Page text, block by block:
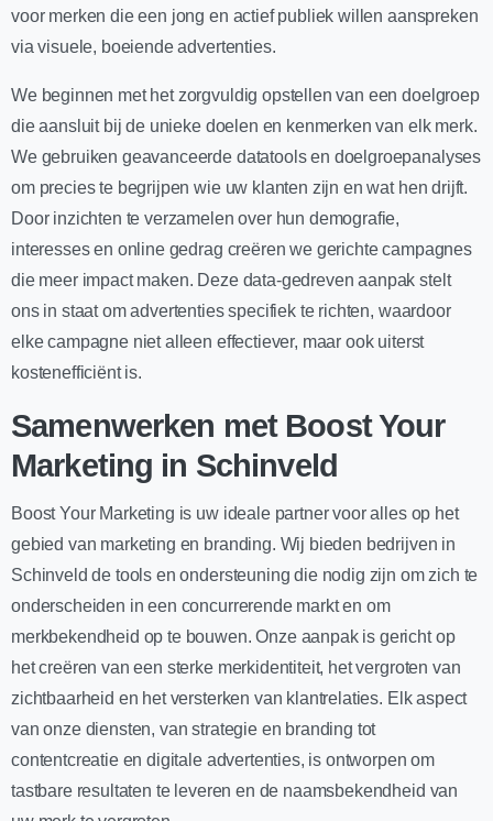
voor merken die een jong en actief publiek willen aanspreken
via visuele, boeiende advertenties.
We beginnen met het zorgvuldig opstellen van een doelgroep
die aansluit bij de unieke doelen en kenmerken van elk merk.
We gebruiken geavanceerde datatools en doelgroepanalyses
om precies te begrijpen wie uw klanten zijn en wat hen drijft.
Door inzichten te verzamelen over hun demografie,
interesses en online gedrag creëren we gerichte campagnes
die meer impact maken. Deze data-gedreven aanpak stelt
ons in staat om advertenties specifiek te richten, waardoor
elke campagne niet alleen effectiever, maar ook uiterst
kostenefficiënt is.
Samenwerken met Boost Your
Marketing in Schinveld
Boost Your Marketing is uw ideale partner voor alles op het
gebied van marketing en branding. Wij bieden bedrijven in
Schinveld de tools en ondersteuning die nodig zijn om zich te
onderscheiden in een concurrerende markt en om
merkbekendheid op te bouwen. Onze aanpak is gericht op
het creëren van een sterke merkidentiteit, het vergroten van
zichtbaarheid en het versterken van klantrelaties. Elk aspect
van onze diensten, van strategie en branding tot
contentcreatie en digitale advertenties, is ontworpen om
tastbare resultaten te leveren en de naamsbekendheid van